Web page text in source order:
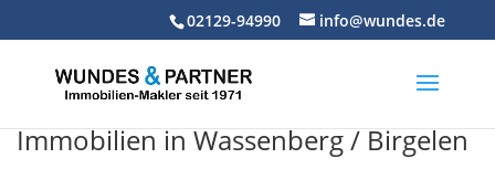
02129-94990 info@wundes.de
Immobilien in Wassenberg / Birgelen